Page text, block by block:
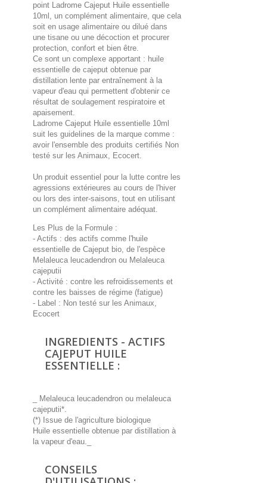
point Ladrome Cajeput Huile essentielle
10ml, un complément alimentaire, que cela
soit en usage alimentaire ou dilué dans
une tisane ou une décoction et procurer
protection, confort et bien être.
Ce sont un complexe apportant : huile
essentielle de cajeput obtenue par
distillation lente par entraînement à la
vapeur d'eau qui permettent d'obtenir ce
résultat de soulagement respiratoire et
apaisement.
Ladrome Cajeput Huile essentielle 10ml
suit les guidelines de la marque comme :
avoir l'ensemble des produits certifiés Non
testé sur les Animaux, Ecocert.
Un produit essentiel pour la lutte contre les
agressions extérieures au cours de l'hiver
ou lors des inter-saisons, tout en utilisant
un complément alimentaire adéquat.
Les Plus de la Formule :
- Actifs : des actifs comme l'huile
essentielle de Cajeput bio, de l'espèce
Melaleuca leucadendron ou Melaleuca
cajeputii
- Activité : contre les refroidissements et
contre les baisses de régime (fatigue)
- Label : Non testé sur les Animaux,
Ecocert
INGREDIENTS - ACTIFS
CAJEPUT HUILE
ESSENTIELLE :
_ Melaleuca leucadendron ou melaleuca
cajeputii*.
(*) Issue de l'agriculture biologique
Huile essentielle obtenue par distillation à
la vapeur d'eau._
CONSEILS